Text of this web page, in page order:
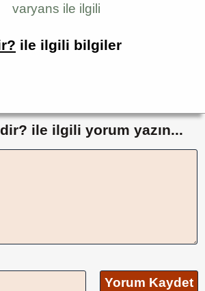
varyans ile ilgili
ile ilgili bilgiler
ile ilgili yorum yazın...
Yorum Kaydet